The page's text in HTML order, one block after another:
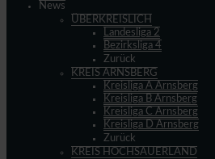
News
ÜBERKREISLICH
Landesliga 2
Bezirksliga 4
Zurück
KREIS ARNSBERG
Kreisliga A Arnsberg
Kreisliga B Arnsberg
Kreisliga C Arnsberg
Kreisliga D Arnsberg
Zurück
KREIS HOCHSAUERLAND